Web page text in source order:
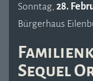
Sonntag, 28.
Bürgerhaus
Sequel